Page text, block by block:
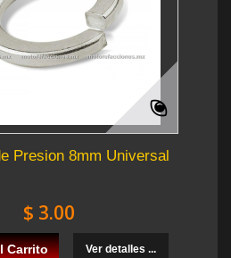
Presion 8mm Universal
$ 3.00
Carrito Ver detalles ...